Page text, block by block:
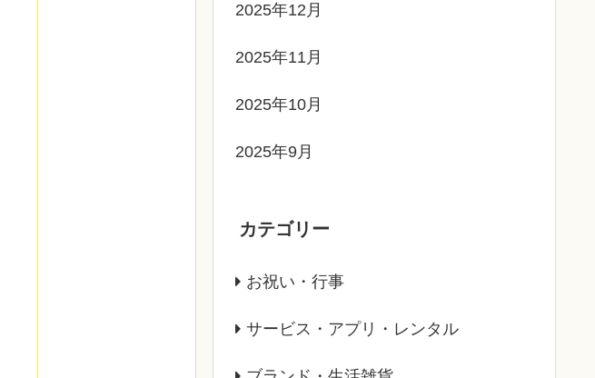
2025年12月
2025年11月
2025年10月
2025年9月
カテゴリー
お祝い・行事
サービス・アプリ・レンタル